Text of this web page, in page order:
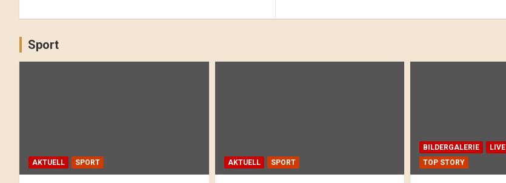
Sport
AKTUELL SPORT AKTUELL SPORT
BILDERGALERIE LIVE
TOP STORY